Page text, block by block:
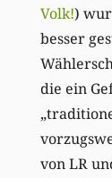
Volk!)
besser
die ein
von LR